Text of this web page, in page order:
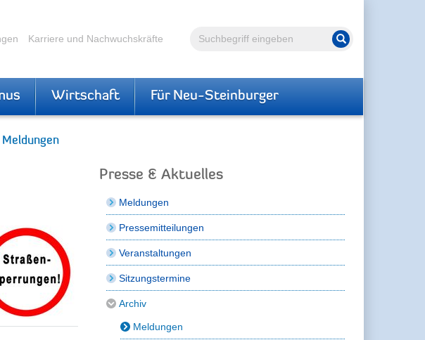
Volltextsuche Suche starten
Karriere und Nachwuchskräfte
Wirtschaft Für Neu-Steinburger
Meldungen
Presse & Aktuelles
Meldungen
Pressemitteilungen
Veranstaltungen
Sitzungstermine
Archiv
Meldungen